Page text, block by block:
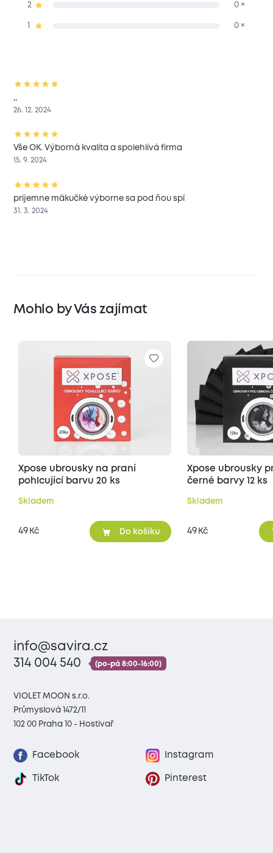
2 0 ×
0 ×
,,
26. 12. 2024
Vše OK. Výborná kvalita a spolehlivá firma
15. 9. 2024
prijemne mäkučké výborne sa pod ňou spí
31. 3. 2024
Mohlo by Vás zajímat
Xpose ubrousky na praní
pohlcující barvu 20 ks
Skladem
49 Kč Do košíku
Xpose ubrousky
černé barvy 12 ks
Skladem
49 Kč
info@savira.cz
314 004 540
(po-pá 8:00-16:00)
VIOLET MOON s.r.o.
Průmyslová 1472/11
102 00 Praha 10 - Hostivař
Facebook Instagram
TikTok Pinterest